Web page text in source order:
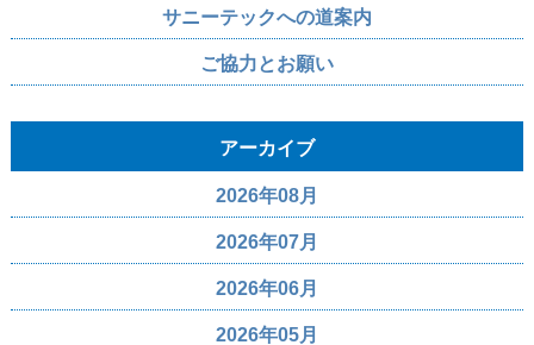
サニーテックへの道案内
ご協力とお願い
アーカイブ
2026年08月
2026年07月
2026年06月
2026年05月